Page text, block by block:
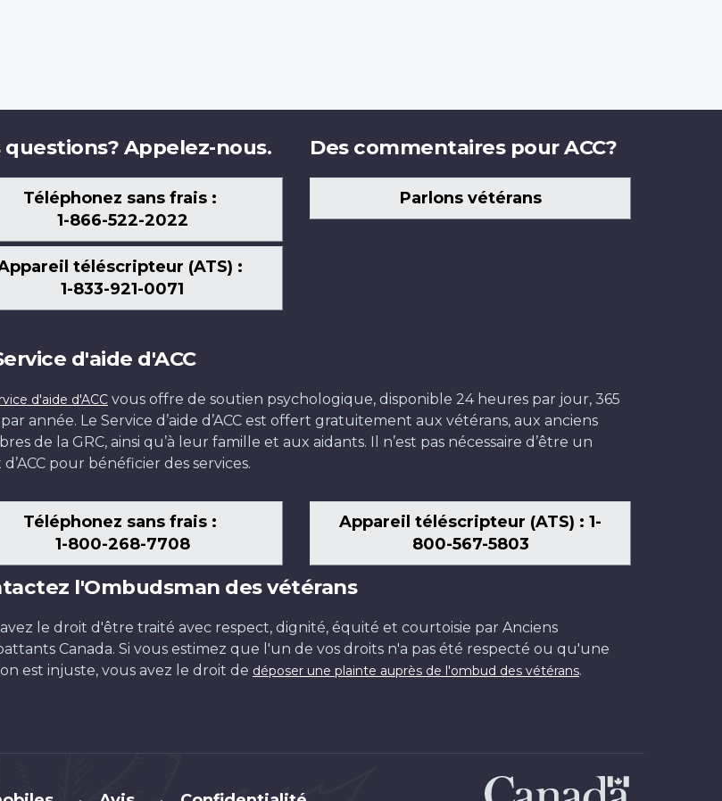
questions? Appelez-nous.
Téléphonez sans frais :
1-866-522-2022
téléscripteur (ATS) :
1-833-921-0071
Des commentaires pour ACC?
Parlons vétérans
d'aide d'ACC
d'aide d'ACC vous offre de soutien psychologique, disponible 24 heures par jour, 365
année. Le Service d’aide d’ACC est offert gratuitement aux vétérans, aux anciens
de la GRC, ainsi qu’à leur famille et aux aidants. Il n’est pas nécessaire d’être un
pour bénéficier des services.
Téléphonez sans frais :
1-800-268-7708
Appareil téléscripteur (ATS) : 1-
800-567-5803
l'Ombudsman des vétérans
le droit d'être traité avec respect, dignité, équité et courtoisie par Anciens
Canada. Si vous estimez que l'un de vos droits n'a pas été respecté ou qu'une
est injuste, vous avez le droit de déposer une plainte auprès de l'ombud des vétérans.